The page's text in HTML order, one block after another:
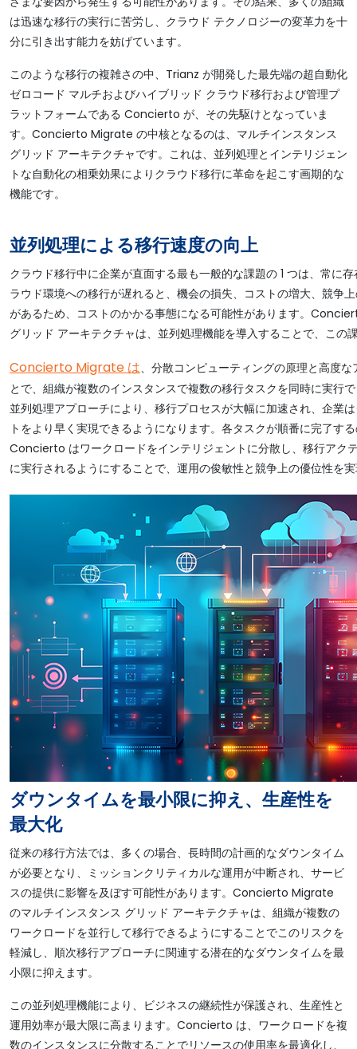
は迅速な移行の実行に苦労し、クラウド テクノロジーの変革力を十
分に引き出す能力を妨げています。
このような移行の複雑さの中、Trianz が開発した最先端の超自動化
ゼロコード マルチおよびハイブリッド クラウド移行および管理プ
ラットフォームである Concierto が、その先駆けとなっていま
す。Concierto Migrate の中核となるのは、マルチインスタンス
グリッド アーキテクチャです。これは、並列処理とインテリジェン
トな自動化の相乗効果によりクラウド移行に革命を起こす画期的な
機能です。
並列処理による移行速度の向上
クラウド移行中に企業が直面する最も一般的な課題の 1 つは、常に
ラウド環境への移行が遅れると、機会の損失、コストの増大、競争
があるため、コストのかかる事態になる可能性があります。
グリッド アーキテクチャは、並列処理機能を導入することで、この
Concierto Migrate は、分散コンピューティングの原理と高度
とで、組織が複数のインスタンスで複数の移行タスクを同時に実行
並列処理アプローチにより、移行プロセスが大幅に加速され、企業
トをより早く実現できるようになります。各タスクが順番に完了す
Concierto はワークロードをインテリジェントに分散し、移行アク
に実行されるようにすることで、運用の俊敏性と競争上の優位性を
ダウンタイムを最小限に抑え、生産性を
最大化
従来の移行方法では、多くの場合、長時間の計画的なダウンタイム
が必要となり、ミッションクリティカルな運用が中断され、サービ
スの提供に影響を及ぼす可能性があります。Concierto Migrate
のマルチインスタンス グリッド アーキテクチャは、組織が複数の
ワークロードを並行して移行できるようにすることでこのリスクを
軽減し、順次移行アプローチに関連する潜在的なダウンタイムを最
小限に抑えます。
この並列処理機能により、ビジネスの継続性が保護され、生産性と
運用効率が最大限に高まります。Concierto は、ワークロードを複
数のインスタンスに分散することでリソースの使用率を最適化し、